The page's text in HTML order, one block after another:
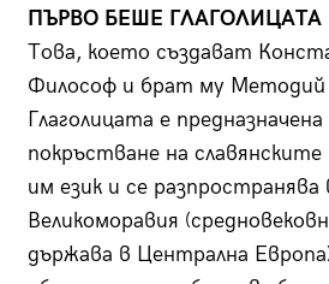
ПЪРВО БЕШЕ ГЛАГОЛИЦАТА
Това, което създават
Философ и брат му Методий
Глаголицата е
покръстване на
им език и се разпространява
Великоморавия
държава в Централна